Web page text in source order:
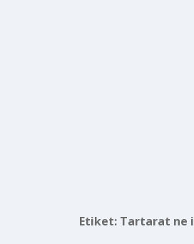
Etiket: Tartarat ne